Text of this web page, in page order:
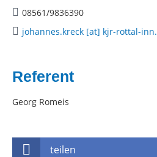
08561/9836390
johannes.kreck [at] kjr-rottal-
Referent
Georg Romeis
teilen